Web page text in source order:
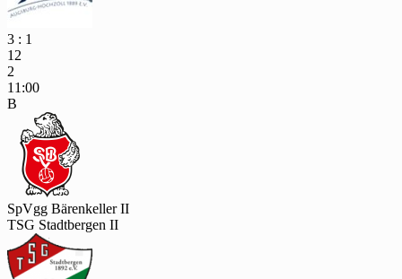
3 : 1
12
2
11:00
B
SpVgg Bärenkeller II
TSG Stadtbergen II